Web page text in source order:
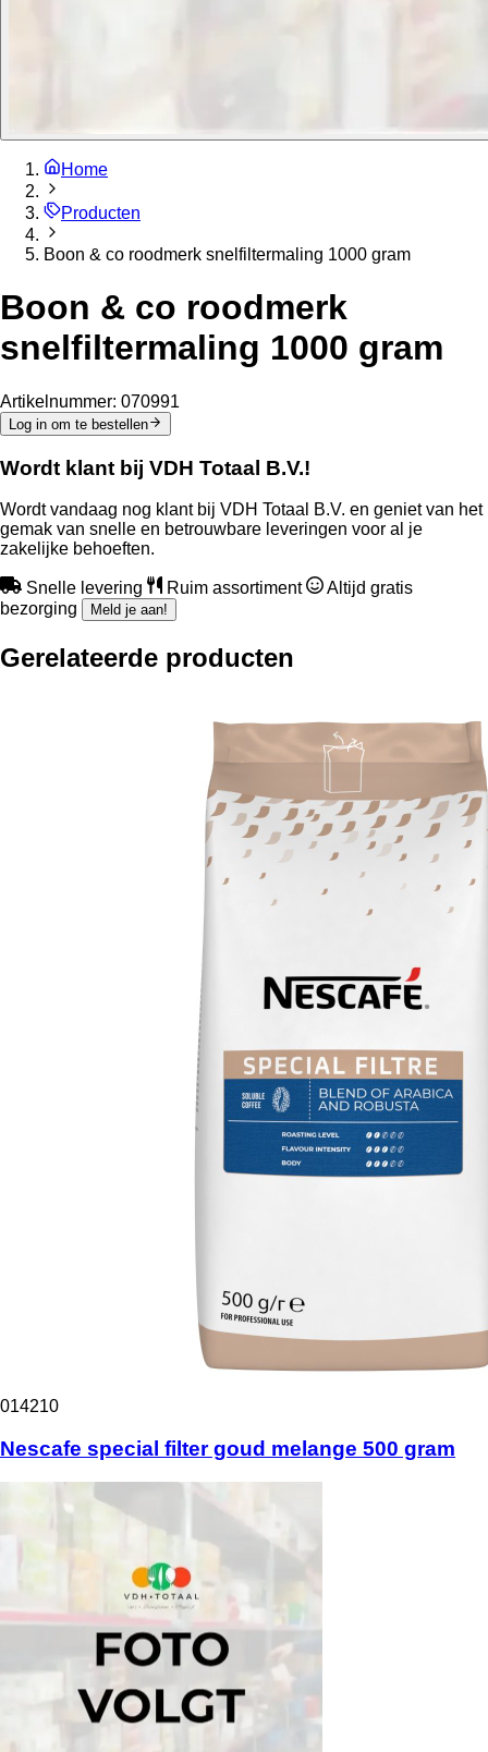
Home
Producten
Boon & co roodmerk snelfiltermaling 1000 gram
Boon & co roodmerk
snelfiltermaling 1000 gram
Artikelnummer: 070991
Log in om te bestellen
Wordt klant bij VDH Totaal B.V.!
Wordt vandaag nog klant bij VDH Totaal B.V. en geniet van het
gemak van snelle en betrouwbare leveringen voor al je
zakelijke behoeften.
Snelle levering Ruim assortiment
Altijd gratis
bezorging
Meld je aan!
Gerelateerde producten
014210
Nescafe special filter goud melange 500 gram